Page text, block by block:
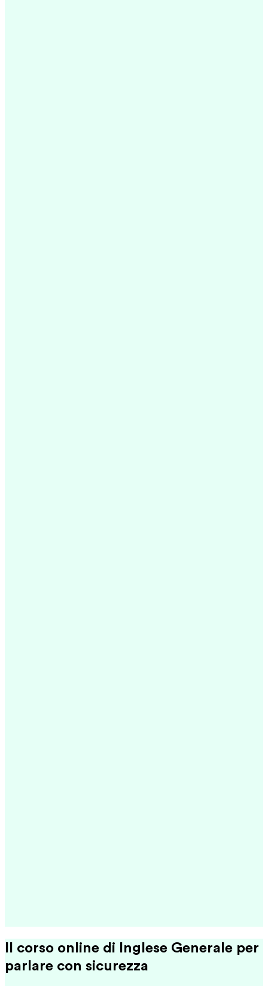
Il corso online di Inglese Generale per
parlare con sicurezza